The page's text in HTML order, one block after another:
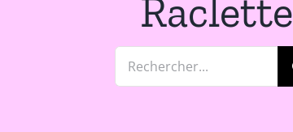
Raclette
Rechercher: